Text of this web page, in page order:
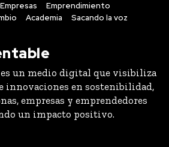
Empresas
Emprendimiento
Academia Sacando la voz
un medio digital que visibiliza
innovaciones en sostenibilidad,
empresas y emprendedores
un impacto positivo.